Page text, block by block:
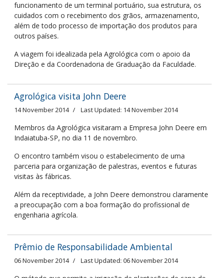
funcionamento de um terminal portuário, sua estrutura, os
cuidados com o recebimento dos grãos, armazenamento,
além de todo processo de importação dos produtos para
outros países.
A viagem foi idealizada pela Agrológica com o apoio da
Direção e da Coordenadoria de Graduação da Faculdade.
Agrológica visita John Deere
14 November 2014 Last Updated: 14 November 2014
Membros da Agrológica visitaram a Empresa John Deere em
Indaiatuba-SP, no dia 11 de novembro.
O encontro também visou o estabelecimento de uma
parceria para organização de palestras, eventos e futuras
visitas às fábricas.
Além da receptividade, a John Deere demonstrou claramente
a preocupação com a boa formação do profissional de
engenharia agrícola.
Prêmio de Responsabilidade Ambiental
06 November 2014 Last Updated: 06 November 2014